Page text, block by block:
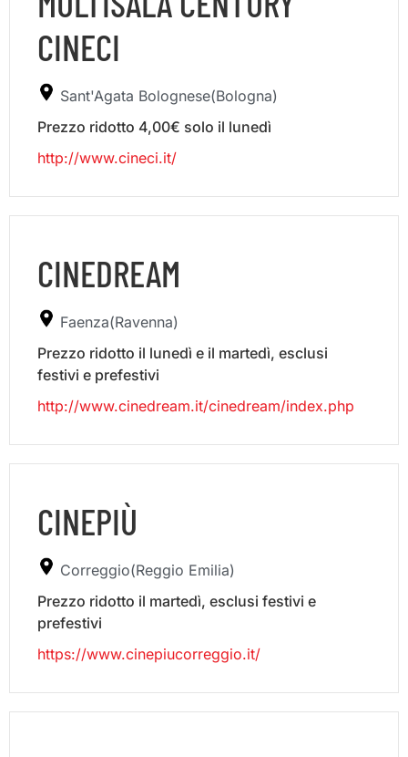
CINECI
Sant'Agata Bolognese(Bologna)
Prezzo ridotto 4,00€ solo il lunedì
http://www.cineci.it/
CINEDREAM
Faenza(Ravenna)
Prezzo ridotto il lunedì e il martedì, esclusi
festivi e prefestivi
http://www.cinedream.it/cinedream/index.php
CINEPIÙ
Correggio(Reggio Emilia)
Prezzo ridotto il martedì, esclusi festivi e
prefestivi
https://www.cinepiucorreggio.it/